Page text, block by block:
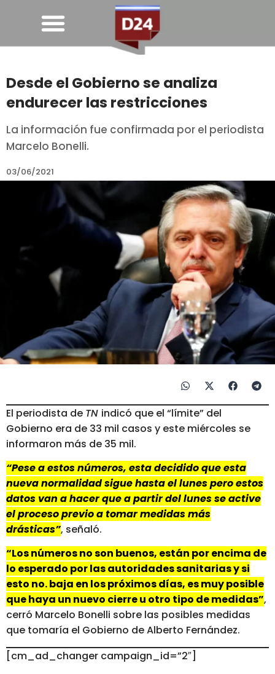
Desde el Gobierno se analiza
endurecer las restricciones
La información fue confirmada por el periodista
Marcelo Bonelli.
03/06/2021
El periodista de TN indicó que el “límite” del
Gobierno era de 33 mil casos y este miércoles se
informaron más de 35 mil.
“Pese a estos números, esta decidido que esta
nueva normalidad sigue hasta el lunes pero estos
datos van a hacer que a partir del lunes se active
el proceso previo a tomar medidas más
drásticas”, señaló.
“Los números no son buenos, están por encima de
lo esperado por las autoridades sanitarias y si
esto no. baja en los próximos días, es muy posible
que haya un nuevo cierre u otro tipo de medidas”,
cerró Marcelo Bonelli sobre las posibles medidas
que tomaría el Gobierno de Alberto Fernández.
[cm_ad_changer campaign_id=”2″]